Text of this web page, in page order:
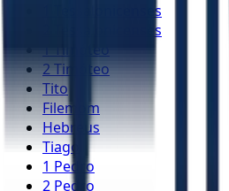
1 Tessalonicenses
2 Tessalonicenses
1 Timóteo
2 Timóteo
Tito
Filemom
Hebreus
Tiago
1 Pedro
2 Pedro